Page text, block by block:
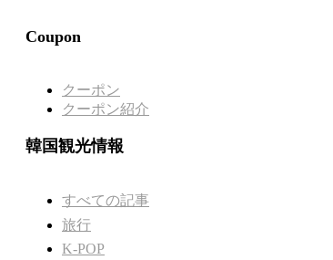
Coupon
クーポン
クーポン紹介
韓国観光情報
すべての記事
旅行
K-POP